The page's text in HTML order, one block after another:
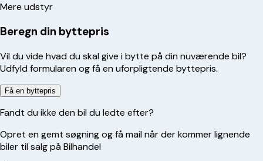
Mere udstyr
Beregn din byttepris
Vil du vide hvad du skal give i bytte på din nuværende bil?
Udfyld formularen og få en uforpligtende byttepris.
Få en byttepris
Fandt du ikke den bil du ledte efter?
Opret en gemt søgning og få mail når der kommer lignende
biler til salg på Bilhandel